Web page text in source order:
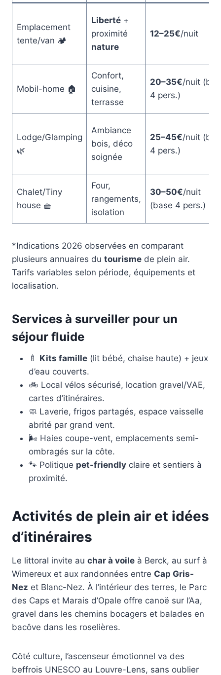
Emplacement
tente/van 🏕️
Liberté+
proximité
nature
12–25€/nuit
Mobil-home 🏠
Confort,
cuisine,
terrasse
20–35€/nuit
4 pers.)
Lodge/Glamping
🌿
Ambiance
bois, déco
soignée
25–45€/nuit
4 pers.)
Chalet/Tiny
house 🧺
Four,
rangements,
isolation
30–50€/nuit
(base 4 pers.)
*Indications 2026 observées en comparant
plusieurs annuaires du tourisme de plein air.
Tarifs variables selon période, équipements et
localisation.
Services à surveiller pour un
séjour fluide
🍼 Kits famille (lit bébé, chaise haute) + jeux
d’eau couverts.
🚲 Local vélos sécurisé, location gravel/VAE,
cartes d’itinéraires.
🧼 Laverie, frigos partagés, espace vaisselle
abrité par grand vent.
🌬️ Haies coupe-vent, emplacements semi-
ombragés sur la côte.
🐾 Politique pet-friendly claire et sentiers à
proximité.
Activités de plein air et idées
d’itinéraires
Le littoral invite au char à voile à Berck, au surf à
Wimereux et aux randonnées entre Cap Gris-
Nez et Blanc-Nez. À l’intérieur des terres, le Parc
des Caps et Marais d’Opale offre canoë sur l’Aa,
gravel dans les chemins bocagers et balades en
bacôve dans les roselières.
Côté culture, l’ascenseur émotionnel va des
beffrois UNESCO au Louvre-Lens, sans oublier